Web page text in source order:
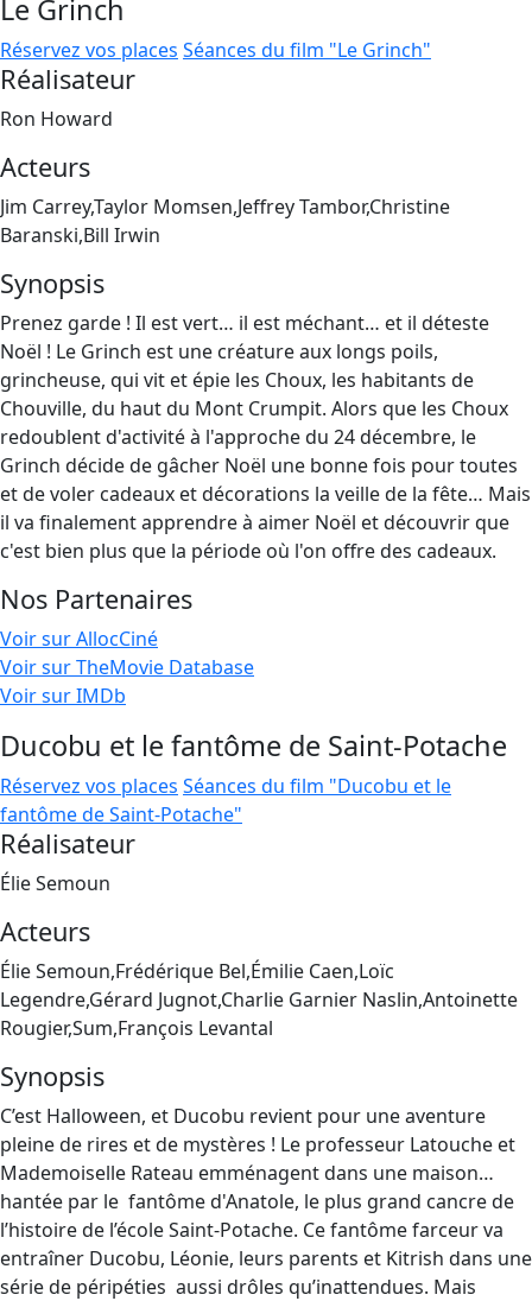
Le Grinch
Réservez vos places Séances du film "Le Grinch"
Réalisateur
Ron Howard
Acteurs
Jim Carrey,Taylor Momsen,Jeffrey Tambor,Christine
Baranski,Bill Irwin
Synopsis
Prenez garde ! Il est vert… il est méchant… et il déteste
Noël ! Le Grinch est une créature aux longs poils,
grincheuse, qui vit et épie les Choux, les habitants de
Chouville, du haut du Mont Crumpit. Alors que les Choux
redoublent d'activité à l'approche du 24 décembre, le
Grinch décide de gâcher Noël une bonne fois pour toutes
et de voler cadeaux et décorations la veille de la fête… Mais
il va finalement apprendre à aimer Noël et découvrir que
c'est bien plus que la période où l'on offre des cadeaux.
Nos Partenaires
Voir sur AllocCiné
Voir sur TheMovie Database
Voir sur IMDb
Ducobu et le fantôme de Saint-Potache
Réservez vos places Séances du film "Ducobu et le
fantôme de Saint-Potache"
Réalisateur
Élie Semoun
Acteurs
Élie Semoun,Frédérique Bel,Émilie Caen,Loïc
Legendre,Gérard Jugnot,Charlie Garnier Naslin,Antoinette
Rougier,Sum,François Levantal
Synopsis
C’est Halloween, et Ducobu revient pour une aventure
pleine de rires et de mystères ! Le professeur Latouche et
Mademoiselle Rateau emménagent dans une maison…
hantée par le ​ fantôme d'Anatole, le plus grand cancre de
l’histoire de l’école Saint-Potache. Ce fantôme farceur va
entraîner Ducobu, Léonie, leurs parents et Kitrish dans une
série de péripéties ​ aussi drôles qu’inattendues. Mais